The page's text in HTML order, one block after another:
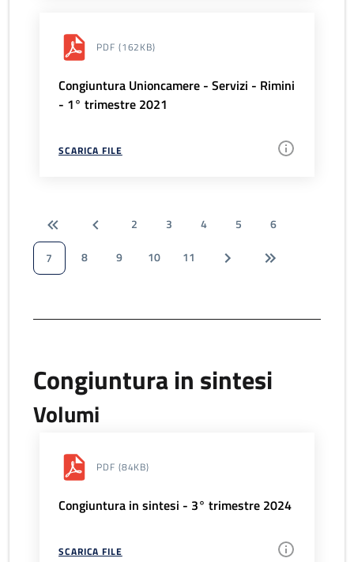
PDF (162KB)
Congiuntura Unioncamere - Servizi - Rimini
- 1° trimestre 2021
SCARICA FILE
2 3 4 5
6
7
8 9 10 11
Congiuntura in sintesi
Volumi
PDF (84KB)
Congiuntura in sintesi - 3° trimestre 2024
SCARICA FILE